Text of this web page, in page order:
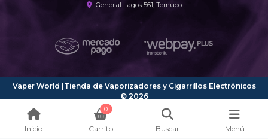
General Lagos 561, Temuco
Vaper World |Tienda de Vaporizadores y Cigarrillos Electrónicos
© 2026
¿Te gusta mi tienda? Yo vendo con
Inicio
0
Carrito Buscar Menú